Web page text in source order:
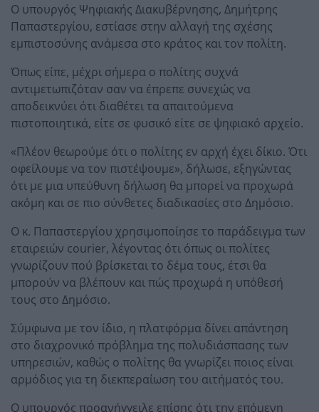
Ο υπουργός Ψηφιακής Διακυβέρνησης, Δημήτρης
Παπαστεργίου, εστίασε στην αλλαγή της σχέσης
εμπιστοσύνης ανάμεσα στο κράτος και τον πολίτη.
Όπως είπε, μέχρι σήμερα ο πολίτης συχνά
αντιμετωπιζόταν σαν να έπρεπε συνεχώς να
αποδεικνύει ότι διαθέτει τα απαιτούμενα
πιστοποιητικά, είτε σε φυσικό είτε σε ψηφιακό αρχείο.
«Πλέον θεωρούμε ότι ο πολίτης εν αρχή έχει δίκιο. Ότι
οφείλουμε να τον πιστέψουμε», δήλωσε, εξηγώντας
ότι με μια υπεύθυνη δήλωση θα μπορεί να προχωρά
ακόμη και σε πιο σύνθετες διαδικασίες στο Δημόσιο.
Ο κ. Παπαστεργίου χρησιμοποίησε το παράδειγμα των
εταιρειών courier, λέγοντας ότι όπως οι πολίτες
γνωρίζουν πού βρίσκεται το δέμα τους, έτσι θα
μπορούν να βλέπουν και πώς προχωρά η υπόθεσή
τους στο Δημόσιο.
Σύμφωνα με τον ίδιο, η πλατφόρμα δίνει απάντηση
στο διαχρονικό πρόβλημα της πολυδιάσπασης των
υπηρεσιών, καθώς ο πολίτης θα γνωρίζει ποιος είναι
αρμόδιος για τη διεκπεραίωση του αιτήματός του.
Ο υπουργός προανήγγειλε επίσης ότι την επόμενη